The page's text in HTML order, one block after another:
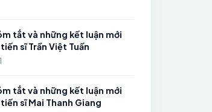
tắt và những kết luận mới
sĩ Trần Việt Tuấn
tắt và những kết luận mới
sĩ Mai Thanh Giang